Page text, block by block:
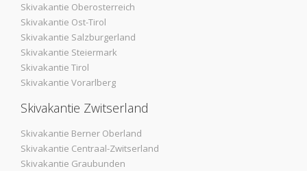
Skivakantie Oberosterreich
Skivakantie Ost-Tirol
Skivakantie Salzburgerland
Skivakantie Steiermark
Skivakantie Tirol
Skivakantie Vorarlberg
Skivakantie Zwitserland
Skivakantie Berner Oberland
Skivakantie Centraal-Zwitserland
Skivakantie Graubunden